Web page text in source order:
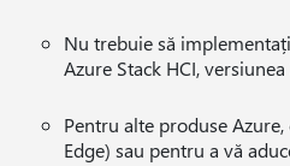
Nu trebuie să
Azure Stack HCI,
Pentru alte produse
Edge) sau pentru a vă